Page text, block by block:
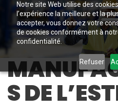
Notre site Web utilise des
l’expérience la meilleure et la
accepter, vous donnez votre
de cookies conformément à
confidentialité.
Refuser
S DE